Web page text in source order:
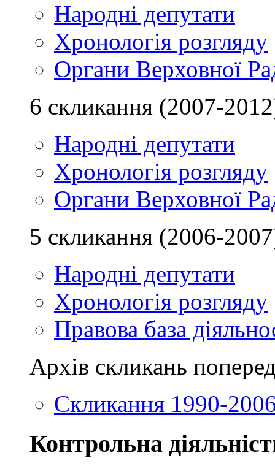
Народні депутати
Хронологія розгляду
Органи Верховної
6 скликання (2007-
Народні депутати
Хронологія розгляду
Органи Верховної
5 скликання (2006-
Народні депутати
Хронологія розгляду
Правова база
Архів скликань
Скликання 1990-
Контрольна